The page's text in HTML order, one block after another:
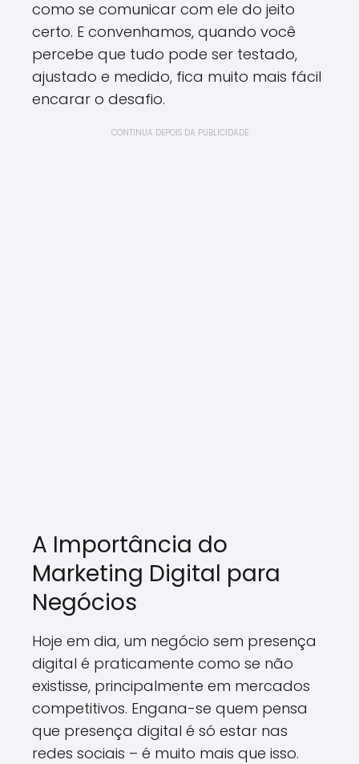
como se comunicar com ele do jeito
certo. E convenhamos, quando você
percebe que tudo pode ser testado,
ajustado e medido, fica muito mais fácil
encarar o desafio.
CONTINUA DEPOIS DA PUBLICIDADE
A Importância do
Marketing Digital para
Negócios
Hoje em dia, um negócio sem presença
digital é praticamente como se não
existisse, principalmente em mercados
competitivos. Engana-se quem pensa
que presença digital é só estar nas
redes sociais – é muito mais que isso.